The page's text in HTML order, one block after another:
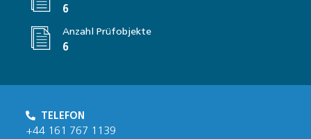
6
Anzahl Prüfobjekte
6
TELEFON
+44 161 767 1139